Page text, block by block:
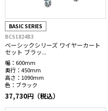
BASIC SERIES
BCS1824B3
ベーシックシリーズ ワイヤーカート
セット ブラッ...
幅： 600mm
奥行： 450mm
高さ： 1090mm
色： ブラック
37,730円（税込）